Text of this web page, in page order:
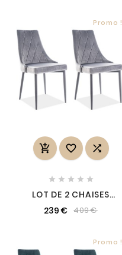
Promo !
  
    
LOT DE 2 CHAISES
VELOURS DE QUALITÉ,
239 € 409 €
Promo !